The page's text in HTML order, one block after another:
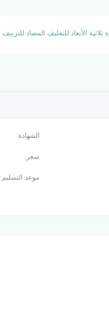
ثلاثية الأبعاد للتغليف المضاد للتزييف
الشهادة:
سعر:
موعد التسليم: